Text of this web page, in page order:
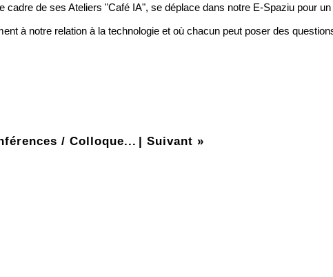
de ses Ateliers "Café IA", se déplace dans notre E-Spaziu pour un
à notre relation à la technologie et où chacun peut poser des
/ Colloque... | Suivant »